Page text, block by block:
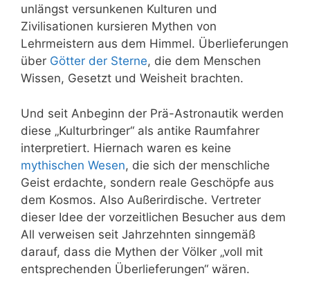
unlängst versunkenen Kulturen und
Zivilisationen kursieren Mythen von
Lehrmeistern aus dem Himmel. Überlieferungen
über Götter der Sterne, die dem Menschen
Wissen, Gesetzt und Weisheit brachten.
Und seit Anbeginn der Prä-Astronautik werden
diese „Kulturbringer“ als antike Raumfahrer
interpretiert. Hiernach waren es keine
mythischen Wesen, die sich der menschliche
Geist erdachte, sondern reale Geschöpfe aus
dem Kosmos. Also Außerirdische. Vertreter
dieser Idee der vorzeitlichen Besucher aus dem
All verweisen seit Jahrzehnten sinngemäß
darauf, dass die Mythen der Völker „voll mit
entsprechenden Überlieferungen“ wären.